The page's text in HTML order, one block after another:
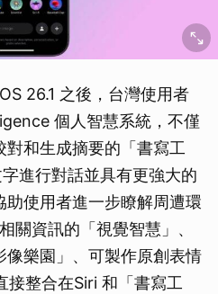
26.1 之後，台灣使用者
個人智慧系統，不僅
和生成摘要的「書寫工
進行對話並具有更強大的
使用者進一步瞭解周遭環
關資訊的「視覺智慧」、
樂園」、可製作原創表情
接整合在Siri 和「書寫工